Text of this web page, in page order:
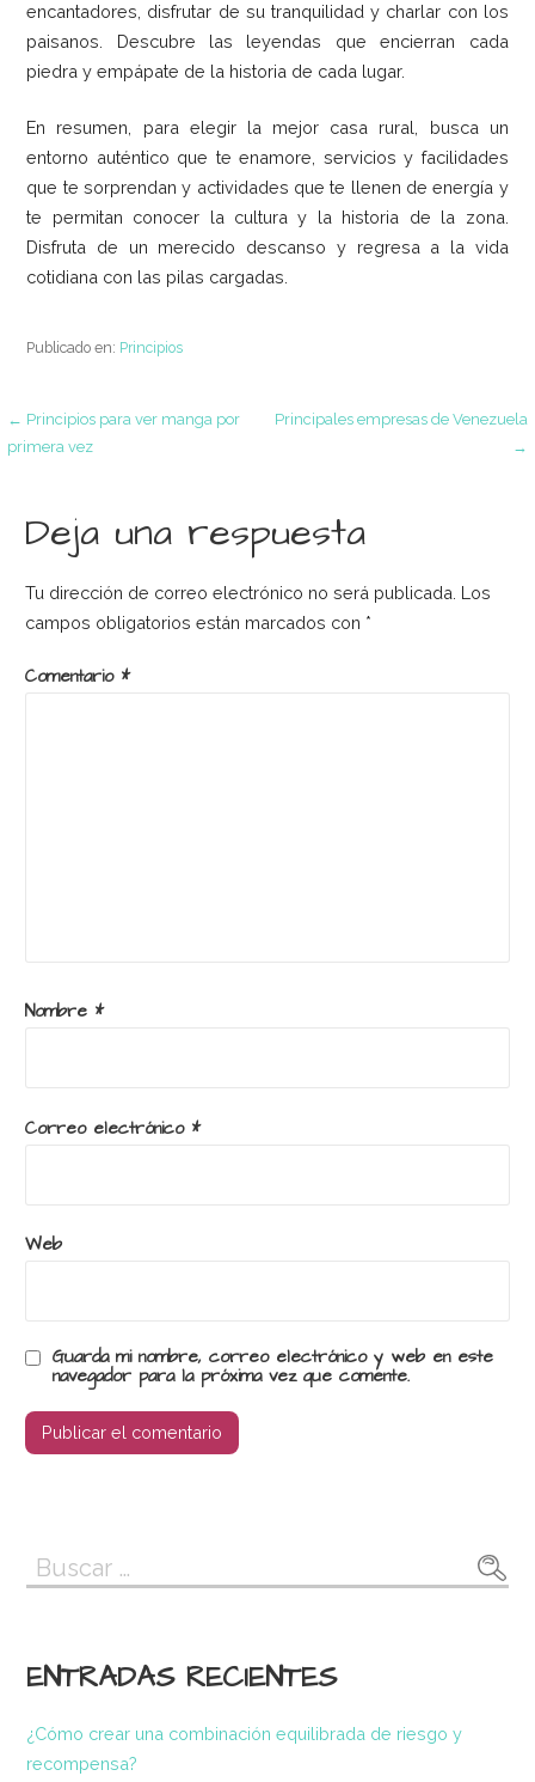
encantadores, disfrutar de su tranquilidad y charlar con los
paisanos. Descubre las leyendas que encierran cada
piedra y empápate de la historia de cada lugar.
En resumen, para elegir la mejor casa rural, busca un
entorno auténtico que te enamore, servicios y facilidades
que te sorprendan y actividades que te llenen de energía y
te permitan conocer la cultura y la historia de la zona.
Disfruta de un merecido descanso y regresa a la vida
cotidiana con las pilas cargadas.
Publicado en: Principios
Navegación
de
entradas
← Principios para ver manga por
primera vez
Principales empresas de Venezuela
→
Deja una respuesta
Tu dirección de correo electrónico no será publicada. Los
campos obligatorios están marcados con *
Comentario *
Nombre *
Correo electrónico *
Web
Guarda mi nombre, correo electrónico y web en este
navegador para la próxima vez que comente.
Buscar:
ENTRADAS RECIENTES
¿Cómo crear una combinación equilibrada de riesgo y
recompensa?